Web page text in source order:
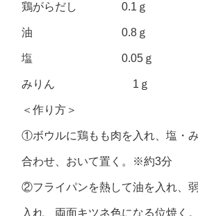
鶏がらだし 0.1ｇ
油 0.8ｇ
塩 0.05ｇ
みりん 1ｇ
＜作り方＞
①ボウルに鶏もも肉を入れ、塩・
合わせ、おいて置く。※約3分
②フライパンを熱して油を入れ、
入れ、両面キツネ色になる位焼く。